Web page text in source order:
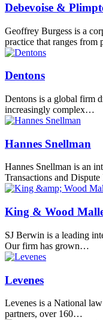
Debevoise &
Geoffrey Burgess is a
practice that ranges
Dentons
Dentons is a global firm
increasingly complex…
Hannes Snellman
Hannes Snellman is an
Transactions and
King & Wood
SJ Berwin is a leading
Our firm has grown…
Levenes
Levenes is a National
partners, over 160…